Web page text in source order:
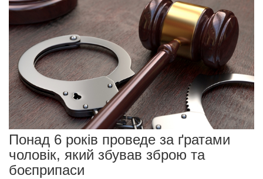
Понад 6 років проведе за ґратами
чоловік, який збував зброю та
боєприпаси